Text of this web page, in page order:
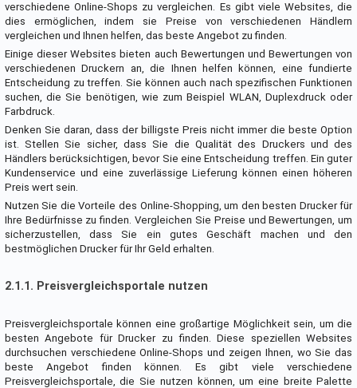
verschiedene Online-Shops zu vergleichen. Es gibt viele Websites, die
dies ermöglichen, indem sie Preise von verschiedenen Händlern
vergleichen und Ihnen helfen, das beste Angebot zu finden.
Einige dieser Websites bieten auch Bewertungen und Bewertungen von
verschiedenen Druckern an, die Ihnen helfen können, eine fundierte
Entscheidung zu treffen. Sie können auch nach spezifischen Funktionen
suchen, die Sie benötigen, wie zum Beispiel WLAN, Duplexdruck oder
Farbdruck.
Denken Sie daran, dass der billigste Preis nicht immer die beste Option
ist. Stellen Sie sicher, dass Sie die Qualität des Druckers und des
Händlers berücksichtigen, bevor Sie eine Entscheidung treffen. Ein guter
Kundenservice und eine zuverlässige Lieferung können einen höheren
Preis wert sein.
Nutzen Sie die Vorteile des Online-Shopping, um den besten Drucker für
Ihre Bedürfnisse zu finden. Vergleichen Sie Preise und Bewertungen, um
sicherzustellen, dass Sie ein gutes Geschäft machen und den
bestmöglichen Drucker für Ihr Geld erhalten.
2.1.1. Preisvergleichsportale nutzen
Preisvergleichsportale können eine großartige Möglichkeit sein, um die
besten Angebote für Drucker zu finden. Diese speziellen Websites
durchsuchen verschiedene Online-Shops und zeigen Ihnen, wo Sie das
beste Angebot finden können. Es gibt viele verschiedene
Preisvergleichsportale, die Sie nutzen können, um eine breite Palette